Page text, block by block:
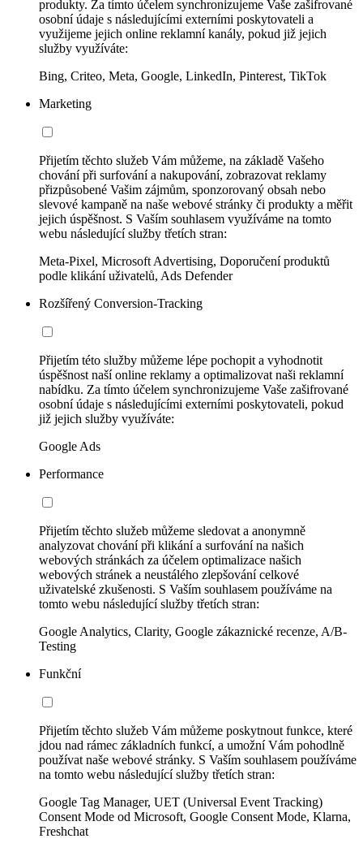
produkty. Za tímto účelem synchronizujeme Vaše zašifrované
osobní údaje s následujícími externími poskytovateli a
využijeme jejich online reklamní kanály, pokud již jejich
služby využíváte:
Bing, Criteo, Meta, Google, LinkedIn, Pinterest, TikTok
Marketing
Přijetím těchto služeb Vám můžeme, na základě Vašeho
chování při surfování a nakupování, zobrazovat reklamy
přizpůsobené Vašim zájmům, sponzorovaný obsah nebo
slevové kampaně na naše webové stránky či produkty a měřit
jejich úspěšnost. S Vaším souhlasem využíváme na tomto
webu následující služby třetích stran:
Meta-Pixel, Microsoft Advertising, Doporučení produktů
podle klikání uživatelů, Ads Defender
Rozšířený Conversion-Tracking
Přijetím této služby můžeme lépe pochopit a vyhodnotit
úspěšnost naší online reklamy a optimalizovat naši reklamní
nabídku. Za tímto účelem synchronizujeme Vaše zašifrované
osobní údaje s následujícími externími poskytovateli, pokud
již jejich služby využíváte:
Google Ads
Performance
Přijetím těchto služeb můžeme sledovat a anonymně
analyzovat chování při klikání a surfování na našich
webových stránkách za účelem optimalizace našich
webových stránek a neustálého zlepšování celkové
uživatelské zkušenosti. S Vaším souhlasem používáme na
tomto webu následující služby třetích stran:
Google Analytics, Clarity, Google zákaznické recenze, A/B-
Testing
Funkční
Přijetím těchto služeb Vám můžeme poskytnout funkce, které
jdou nad rámec základních funkcí, a umožní Vám pohodlně
používat naše webové stránky. S Vaším souhlasem používáme
na tomto webu následující služby třetích stran:
Google Tag Manager, UET (Universal Event Tracking)
Consent Mode od Microsoft, Google Consent Mode, Klarna,
Freshchat